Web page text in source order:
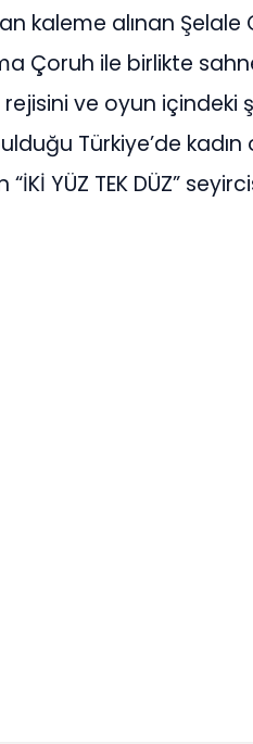
kaleme alınan Şelale
Çoruh ile birlikte
rejisini ve oyun içindeki
Türkiye’de kadın
YÜZ TEK DÜZ”